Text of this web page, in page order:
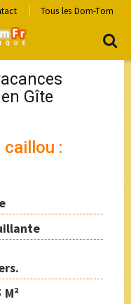
Tous les Dom-Tom
Gîte
caillou :
M²